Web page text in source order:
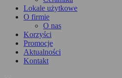
Lokale użytkowe
O firmie
O nas
Korzyści
Promocje
Aktualności
Kontakt